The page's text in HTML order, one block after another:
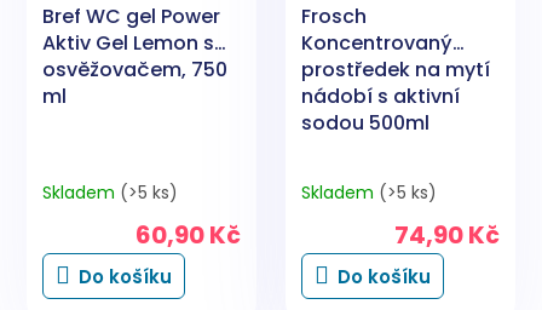
Bref WC gel Power
Aktiv Gel Lemon s
osvěžovačem, 750
ml
Skladem (>5 ks)
60,90 Kč
Do košíku
Frosch
Koncentrovaný
prostředek na mytí
nádobí s aktivní
sodou 500ml
Skladem (>5 ks)
74,90 Kč
Do košíku